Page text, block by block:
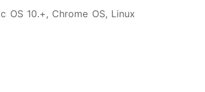
OS 10.+, Chrome OS, Linux